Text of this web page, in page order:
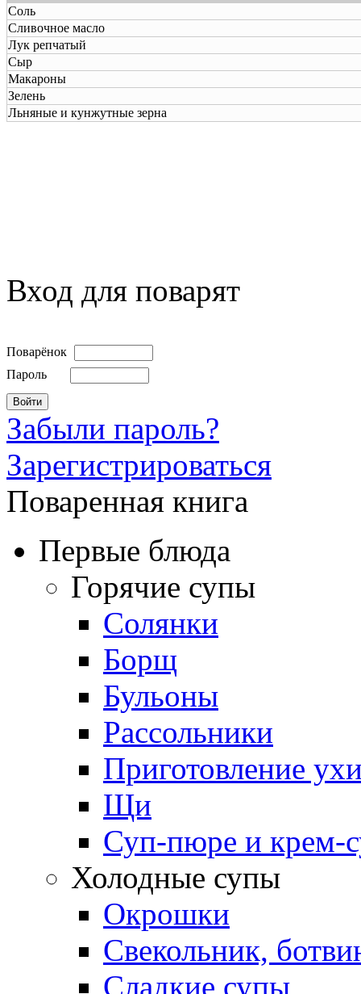
Соль
Сливочное масло
Лук репчатый
Сыр
Макароны
Зелень
Льняные и кунжутные зерна
Вход для поварят
Поварёнок
Пароль
Забыли пароль?
Зарегистрироваться
Поваренная книга
Первые блюда
Горячие супы
Солянки
Борщ
Бульоны
Рассольники
Приготовление
Щи
Суп-пюре и крем-
Холодные супы
Окрошки
Свекольник,
Cладкие супы